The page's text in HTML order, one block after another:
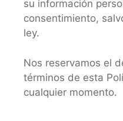
su información
consentimiento,
ley.
Nos reservamos el
términos de esta
cualquier momento.